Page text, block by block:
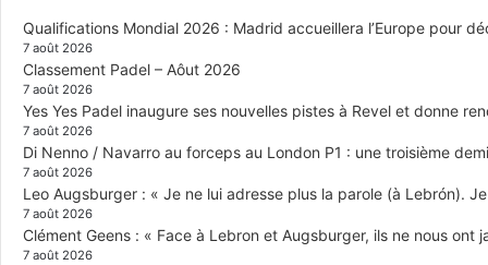
Qualifications Mondial 2026 : Madrid accueillera l’Europe pour
7 août 2026
Classement Padel – Aôut 2026
7 août 2026
Yes Yes Padel inaugure ses nouvelles pistes à Revel et donne
7 août 2026
Di Nenno / Navarro au forceps au London P1 : une troisième
7 août 2026
Leo Augsburger : « Je ne lui adresse plus la parole (à Lebrón).
7 août 2026
Clément Geens : « Face à Lebron et Augsburger, ils ne nous ont
7 août 2026